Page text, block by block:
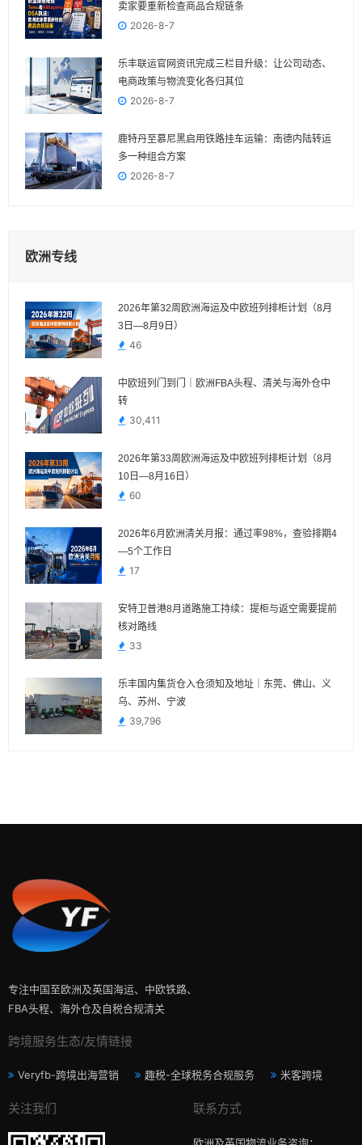
卖家要重新检查商品合规链条
2026-8-7
乐丰联运官网资讯完成三栏目升级：让公司动态、
电商政策与物流变化各归其位
2026-8-7
鹿特丹至慕尼黑启用铁路挂车运输：南德内陆转运
多一种组合方案
2026-8-7
欧洲专线
2026年第32周欧洲海运及中欧班列排柜计划（8月
3日—8月9日）
46
中欧班列门到门｜欧洲FBA头程、清关与海外仓中
转
30,411
2026年第33周欧洲海运及中欧班列排柜计划（8月
10日—8月16日）
60
2026年6月欧洲清关月报：通过率98%，查验排期4
—5个工作日
17
安特卫普港8月道路施工持续：提柜与返空需要提前
核对路线
33
乐丰国内集货仓入仓须知及地址｜东莞、佛山、义
乌、苏州、宁波
39,796
专注中国至欧洲及英国海运、中欧铁路、
FBA头程、海外仓及自税合规清关
跨境服务生态/友情链接
Veryfb-跨境出海营销 趣税-全球税务合规服务 米客跨境
关注我们 联系方式